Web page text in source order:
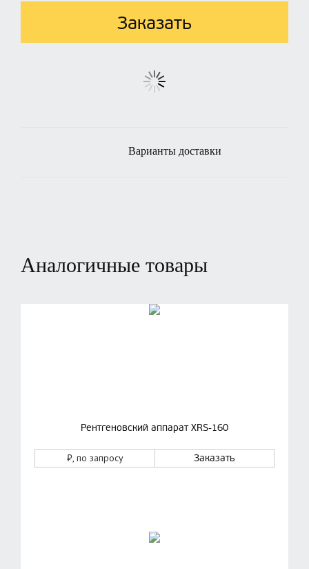
Заказать
Варианты доставки
Аналогичные товары
Рентгеновский аппарат XRS-160
₽, по запросу Заказать